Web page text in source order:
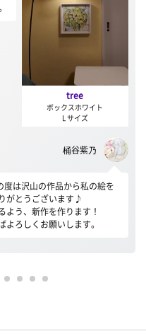
tree
ボックスホワイト
L サイズ
桶谷紫乃
度は沢山の作品から私の絵を
がとうございます♪
よう、新作を作ります！
よろしくお願いします。